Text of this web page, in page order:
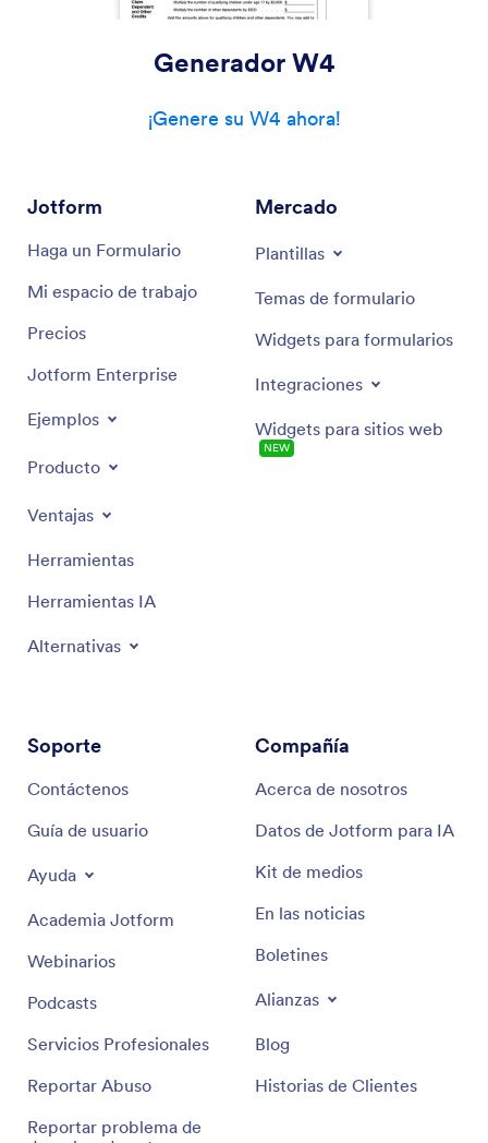
Generador W4
¡Genere su W4 ahora!
Jotform
Haga un Formulario
Mi espacio de trabajo
Precios
Jotform Enterprise
Ejemplos
Producto
Ventajas
Herramientas
Herramientas IA
Alternativas
Mercado
Plantillas
Temas de formulario
Widgets para formularios
Integraciones
Widgets para sitios web
NEW
Soporte
Contáctenos
Guía de usuario
Ayuda
Academia Jotform
Webinarios
Podcasts
Servicios Profesionales
Reportar Abuso
Reportar problema de
Compañía
Acerca de nosotros
Datos de Jotform para IA
Kit de medios
En las noticias
Boletines
Alianzas
Blog
Historias de Clientes